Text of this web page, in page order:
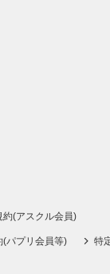
約(アスクル会員)
(パプリ会員等) 特